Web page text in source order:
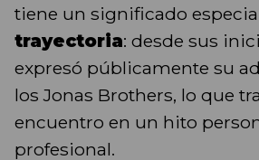
tiene un significado
trayectoria: desde sus
expresó públicamente su
los Jonas Brothers, lo que
encuentro en un hito
profesional.